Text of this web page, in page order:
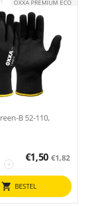
OXXA PREMIUM ECO
B 52-110,
+
€1,50 €1,82
BESTEL